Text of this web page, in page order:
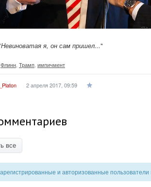
Невиноватая я, он сам пришел..."
Флинн Трамп импичмент
2 апреля 2017, 09:59
все
и авторизованные